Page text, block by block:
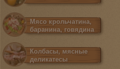
Мясо крольчатина,
баранина, говядина
Колбасы, мясные
деликатесы